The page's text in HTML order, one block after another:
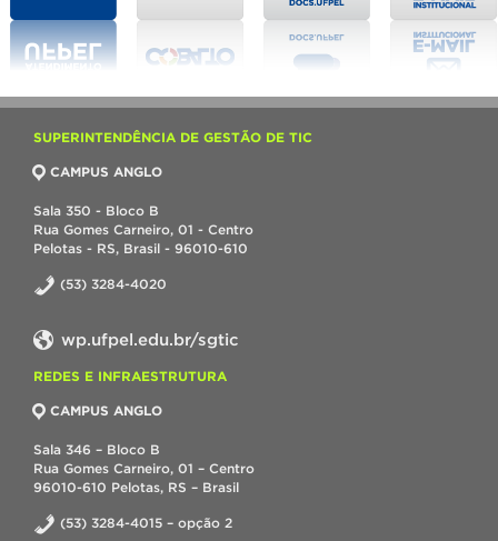
SUPERINTENDÊNCIA DE GESTÃO DE TIC
CAMPUS ANGLO
Sala 350 - Bloco B
Rua Gomes Carneiro, 01 - Centro
Pelotas - RS, Brasil - 96010-610
wp.ufpel.edu.br/sgtic
(53) 3284-4020
REDES E INFRAESTRUTURA
CAMPUS ANGLO
Sala 346 – Bloco B
Rua Gomes Carneiro, 01 – Centro
96010-610 Pelotas, RS – Brasil
(53) 3284-4015 – opção 2